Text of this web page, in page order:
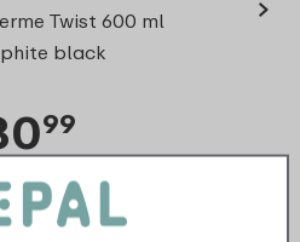
Twist 600 ml
black
99
Commander